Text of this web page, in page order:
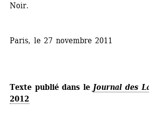
Noir.
Paris, le 27 novembre 2011
Texte publié dans le Journal des
2012